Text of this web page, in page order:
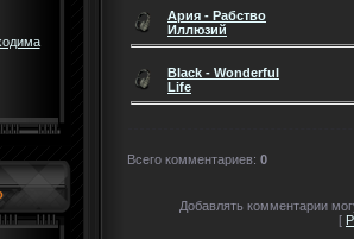
Ария - Рабство
Иллюзий
Black - Wonderful
Life
Всего комментариев: 0
Добавлять комментарии
[